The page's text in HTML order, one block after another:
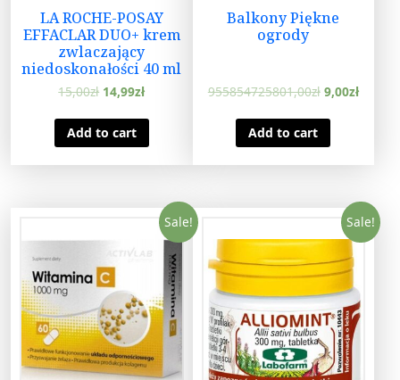
LA ROCHE-POSAY
EFFACLAR DUO+ krem
zwlaczający
niedoskonałości 40 ml
15,00zł 14,99zł
Add to cart
Balkony Piękne
ogrody
955854725801,00zł 9,00zł
Add to cart
Sale! Sale!